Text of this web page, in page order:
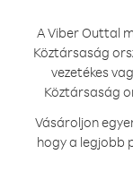
A Viber Outtal
Köztársaság
vezetékes
Köztársaság
Vásároljon
hogy a legjobb